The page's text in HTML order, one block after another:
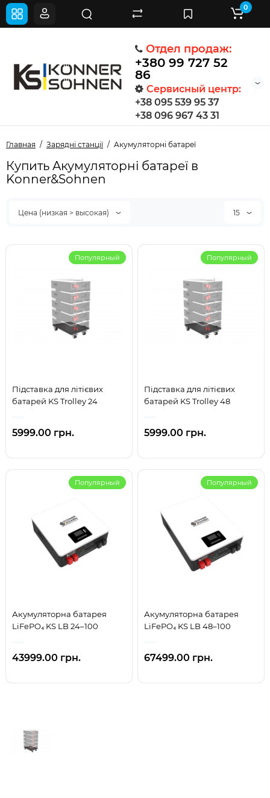
Отдел продаж:
+380 99 727 52
86
Сервисный центр:
+38 095 539 95 37
+38 096 967 43 31
0
Главная Зарядні станції Aкумуляторні батареї
Купить Aкумуляторні батареї в
Konner&Sohnen
Цена (низкая > высокая) 15
Популярный
Підставка для літієвих
батарей KS Trolley 24
5999.00 грн.
Популярный
Підставка для літієвих
батарей KS Trolley 48
5999.00 грн.
Популярный
Акумуляторна батарея
LiFePO₄ KS LB 24–100
43999.00 грн.
Популярный
Акумуляторна батарея
LiFePO₄ KS LB 48–100
67499.00 грн.